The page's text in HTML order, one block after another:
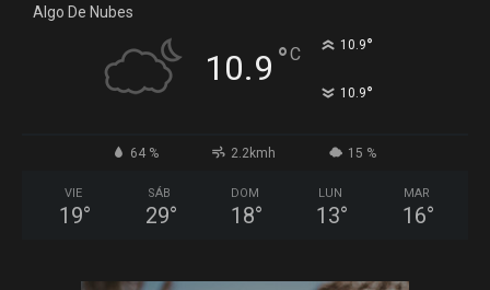
Algo De Nubes
10.9 °C 10.9°
10.9°
64 % 2.2kmh 15 %
VIE
19°
SÁB
29°
DOM
18°
LUN
13°
MAR
16°